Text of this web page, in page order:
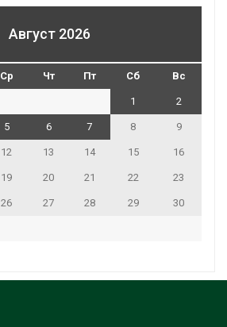
Август 2026
Ср Чт Пт Сб Вс
1 2
5 6 7 8 9
12 13 14 15 16
19 20 21 22 23
26 27 28 29 30